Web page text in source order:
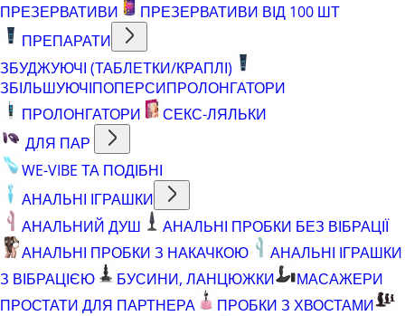
ПРЕЗЕРВАТИВИ
ПРЕЗЕРВАТИВИ ВІД 100 ШТ
ПРЕПАРАТИ
ЗБУДЖУЮЧІ (ТАБЛЕТКИ/КРАПЛІ)
ЗБІЛЬШУЮЧІПОПЕРСИПРОЛОНГАТОРИ
ПРОЛОНГАТОРИ
СЕКС-ЛЯЛЬКИ
ДЛЯ ПАР
WE-VIBE ТА ПОДІБНІ
АНАЛЬНІ ІГРАШКИ
АНАЛЬНИЙ ДУШ
АНАЛЬНІ ПРОБКИ БЕЗ ВІБРАЦІЇ
АНАЛЬНІ ПРОБКИ З НАКАЧКОЮ
АНАЛЬНІ ІГРАШКИ
З ВІБРАЦІЄЮ
БУСИНИ, ЛАНЦЮЖКИ
МАСАЖЕРИ
ПРОСТАТИ ДЛЯ ПАРТНЕРА
ПРОБКИ З ХВОСТАМИ